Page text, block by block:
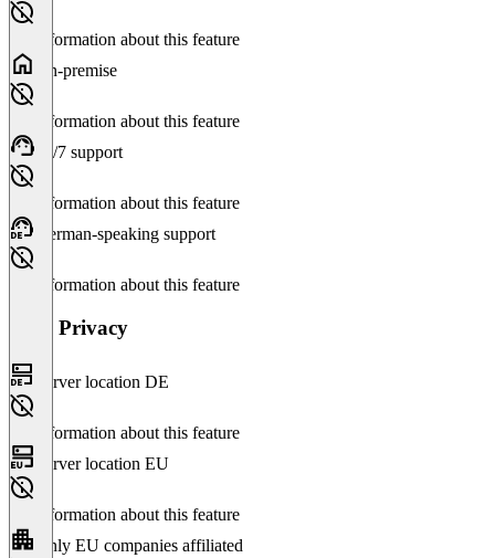
No information about this feature
On-premise
No information about this feature
24/7 support
No information about this feature
German-speaking support
No information about this feature
Data Privacy
Server location DE
No information about this feature
Server location EU
No information about this feature
Only EU companies affiliated